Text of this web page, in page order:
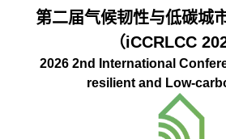
第二届气候韧性与低碳城
（iCCRLCC
2026 2nd International
resilient and Low-